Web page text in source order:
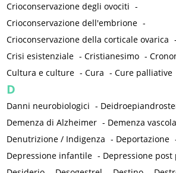
Crioconservazione degli ovociti -
Crioconservazione dell'embrione -
Crioconservazione della corticale ovarica
Crisi esistenziale -Cristianesimo -
Cultura e culture -Cura -Cure palliative
D
Danni neurobiologici -
Demenza di Alzheimer - Demenza
Denutrizione / Indigenza - Deportazione
Depressione infantile - Depressione post